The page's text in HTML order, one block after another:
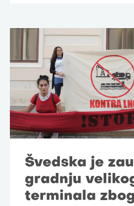
Švedska je
gradnju
terminala